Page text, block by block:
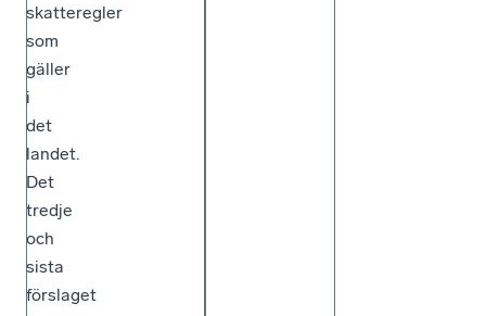
skatteregler
som
gäller
i
det
landet.
Det
tredje
och
sista
förslaget